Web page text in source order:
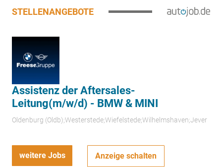
STELLENANGEBOTE
Assistenz der Aftersales-
Leitung(m/w/d) - BMW & MINI
Oldenburg (Oldb);Westerstede;Wiefelstede;Wilhelmshaven;Jever
weitere Jobs Anzeige schalten